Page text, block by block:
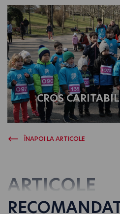
CROS
ÎNAPOI LA ARTICOLE
ARTICOLE